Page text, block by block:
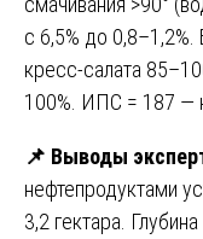
с 6,5% до 0,8–1,2%.
кресс-салата
100%. ИПС = 187 —
📌 Выводы
нефтепродуктами
3,2 гектара.